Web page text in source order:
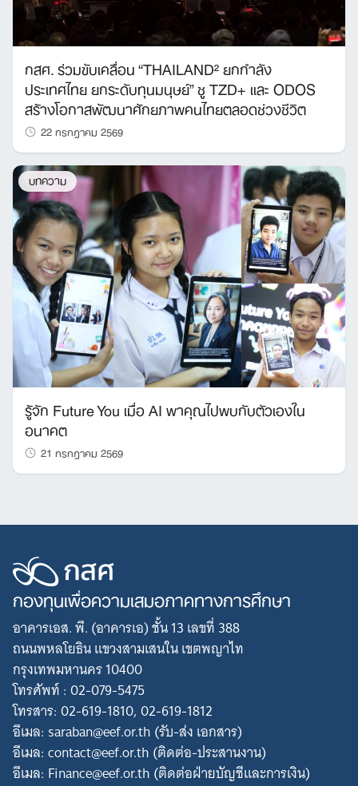
กสศ. ร่วมขับเคลื่อน “THAILAND² ยกกำลัง
ประเทศไทย ยกระดับทุนมนุษย์” ชู TZD+ และ ODOS
สร้างโอกาสพัฒนาศักยภาพคนไทยตลอดช่วงชีวิต
22 กรกฎาคม 2569
บทความ
รู้จัก Future You เมื่อ AI พาคุณไปพบกับตัวเองใน
อนาคต
21 กรกฎาคม 2569
กองทุนเพื่อความเสมอภาคทางการศึกษา
อาคารเอส. พี. (อาคารเอ) ชั้น 13 เลขที่ 388
ถนนพหลโยธิน แขวงสามเสนใน เขตพญาไท
กรุงเทพมหานคร 10400
โทรศัพท์ : 02-079-5475
โทรสาร: 02-619-1810, 02-619-1812
อีเมล: saraban@eef.or.th (รับ-ส่ง เอกสาร)
อีเมล: contact@eef.or.th (ติดต่อ-ประสานงาน)
อีเมล: Finance@eef.or.th (ติดต่อฝ่ายบัญชีและการเงิน)